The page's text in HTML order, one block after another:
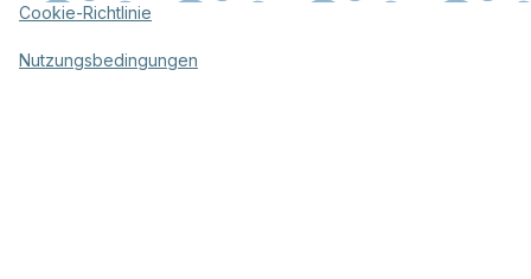
Cookie-Richtlinie
Nutzungsbedingungen